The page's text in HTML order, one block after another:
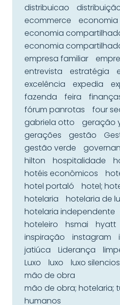
distribuicao
ecommerce
economia
economia
economia
empresa familiar
entrevista
estratégia
excelência
expedia
fazenda
feira
fórum panrotas
four
gabriela otto
geração
gerações
gestão
gestão verde
hilton
hospitalidade
hotéis econômicos
hotel portaló
hotel;
hotelaria
hotelaria de
hotelaria independente
hoteleiro
hsmai hyatt
inspiração
instagram
jatiúca
Liderança
Luxo
luxo luxo
mão de obra
mão de obra; hotelaria;
humanos